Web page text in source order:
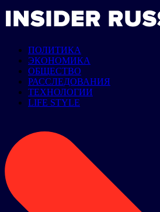
ПОЛИТИКА
ЭКОНОМИКА
ОБЩЕСТВО
РАССЛЕДОВАНИЯ
ТЕХНОЛОГИИ
LIFE STYLE